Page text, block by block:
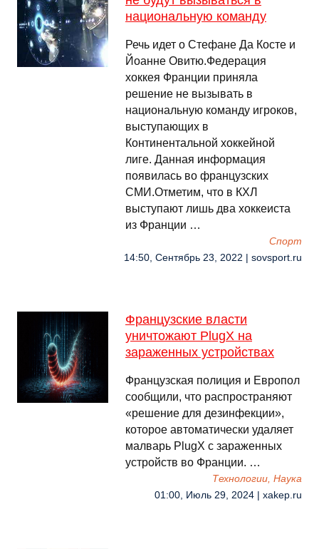
национальную команду
Речь идет о Стефане Да Косте и
Йоанне Овитю.Федерация
хоккея Франции приняла
решение не вызывать в
национальную команду игроков,
выступающих в
Континентальной хоккейной
лиге. Данная информация
появилась во французских
СМИ.Отметим, что в КХЛ
выступают лишь два хоккеиста
из Франции …
Спорт
14:50, Сентябрь 23, 2022 | sovsport.ru
Французские власти
уничтожают PlugX на
зараженных устройствах
Французская полиция и Европол
сообщили, что распространяют
«решение для дезинфекции»,
которое автоматически удаляет
малварь PlugX с зараженных
устройств во Франции. …
Технологии, Наука
01:00, Июль 29, 2024 | xakep.ru